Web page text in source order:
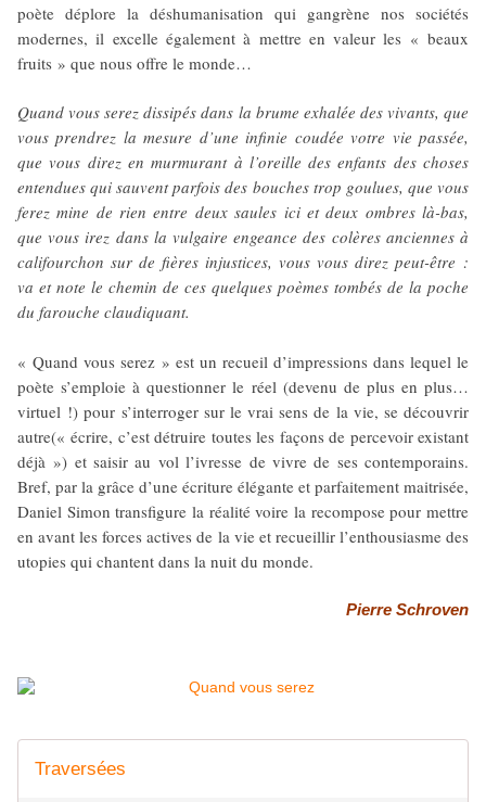
poète déplore la déshumanisation qui gangrène nos sociétés
modernes, il excelle également à mettre en valeur les « beaux
fruits » que nous offre le monde…
Quand vous serez dissipés dans la brume exhalée des vivants, que
vous prendrez la mesure d’une infinie coudée votre vie passée,
que vous direz en murmurant à l’oreille des enfants des choses
entendues qui sauvent parfois des bouches trop goulues, que vous
ferez mine de rien entre deux saules ici et deux ombres là-bas,
que vous irez dans la vulgaire engeance des colères anciennes à
califourchon sur de fières injustices, vous vous direz peut-être :
va et note le chemin de ces quelques poèmes tombés de la poche
du farouche claudiquant.
« Quand vous serez » est un recueil d’impressions dans lequel le
poète s’emploie à questionner le réel (devenu de plus en plus…
virtuel !) pour s’interroger sur le vrai sens de la vie, se découvrir
autre(« écrire, c’est détruire toutes les façons de percevoir existant
déjà ») et saisir au vol l’ivresse de vivre de ses contemporains.
Bref, par la grâce d’une écriture élégante et parfaitement maitrisée,
Daniel Simon transfigure la réalité voire la recompose pour mettre
en avant les forces actives de la vie et recueillir l’enthousiasme des
utopies qui chantent dans la nuit du monde.
Pierre Schroven
Traversées